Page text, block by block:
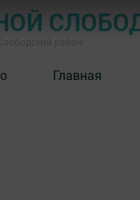
Главная